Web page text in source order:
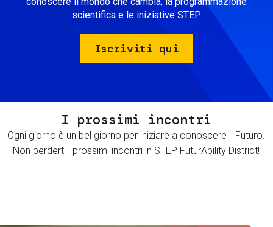
scientifica e le iniziative STEP.
Iscriviti qui
I prossimi incontri
Ogni giorno è un bel giorno per iniziare a conoscere il Futuro.
Non perderti i prossimi incontri in STEP FuturAbility District!